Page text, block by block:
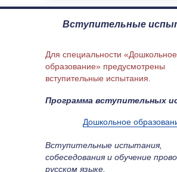
Для специальности «Дошкольное
образование» предусмотрены
вступительные испытания.
Вступительные
Программа вступительных
Дошкольное
Вступительные испытания,
собеседования и обучение
русском языке.